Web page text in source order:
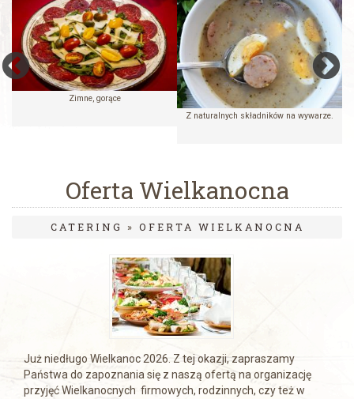
Zimne, gorące
Z naturalnych składników na wywarze.
Oferta Wielkanocna
CATERING » OFERTA WIELKANOCNA
Już niedługo Wielkanoc 2026. Z tej okazji, zapraszamy
Państwa do zapoznania się z naszą ofertą na organizację
przyjęć Wielkanocnych firmowych, rodzinnych, czy też w